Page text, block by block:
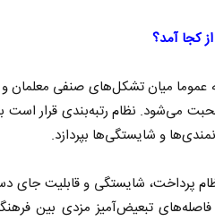
کجا آمد؟
میان تشکل‌های صنفی معلمان و
می‌شود. نظام رتبه‌بندی قرار
و شایستگی‌ها بپردازد.
پرداخت، شایستگی و قابلیت جای
تبعیض‌آمیز مزدی بین